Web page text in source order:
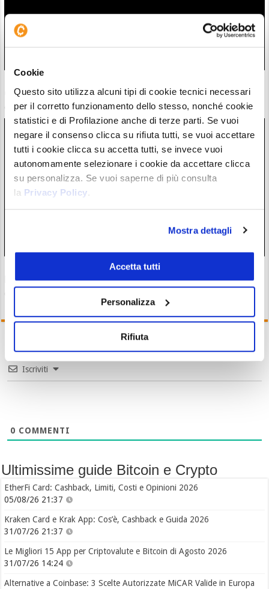
Cookie
Questo sito utilizza alcuni tipi di cookie tecnici necessari
per il corretto funzionamento dello stesso, nonché cookie
statistici e di Profilazione anche di terze parti. Se vuoi
negare il consenso clicca su rifiuta tutti, se vuoi accettare
tutti i cookie clicca su accetta tutti, se invece vuoi
autonomamente selezionare i cookie da accettare clicca
su personalizza. Se vuoi saperne di più consulta
la Privacy Policy.
Mostra dettagli
Accetta tutti
Personalizza
Rifiuta
Coldcard. C’è chi ha mollato l’autocustodia?
06/08/26 17:07
Plume con DTCC, Charles Schwab e Nasdaq nel gruppo di
lavoro per gli asset digitali. Token fa +3%
Iscriviti
0 COMMENTI
Ultimissime guide Bitcoin e Crypto
EtherFi Card: Cashback, Limiti, Costi e Opinioni 2026
05/08/26 21:37
Kraken Card e Krak App: Cos’è, Cashback e Guida 2026
31/07/26 21:37
Le Migliori 15 App per Criptovalute e Bitcoin di Agosto 2026
31/07/26 14:24
Alternative a Coinbase: 3 Scelte Autorizzate MiCAR Valide in Europa